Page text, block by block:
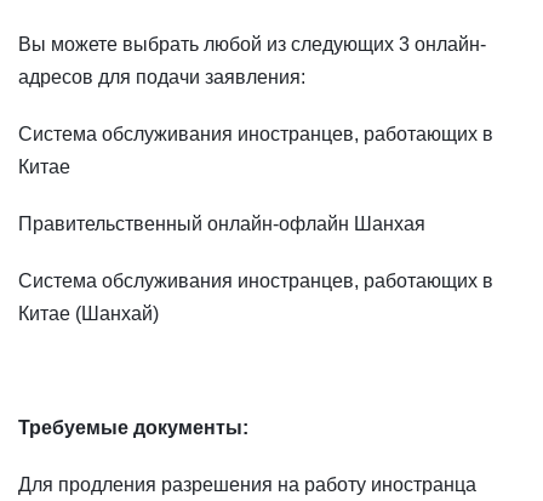
Вы можете выбрать любой из следующих 3 онлайн-
адресов для подачи заявления:
Система обслуживания иностранцев, работающих в
Китае
Правительственный онлайн-офлайн Шанхая
Система обслуживания иностранцев, работающих в
Китае (Шанхай)
Требуемые документы:
Для продления разрешения на работу иностранца